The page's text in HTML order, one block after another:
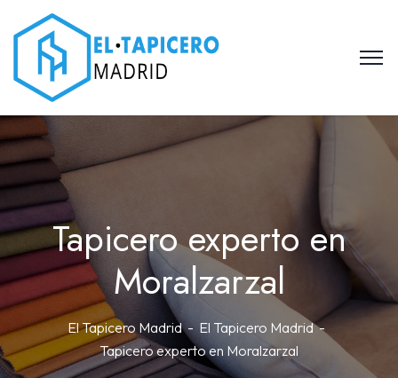
Tapicero experto en
Moralzarzal
El Tapicero Madrid
El Tapicero Madrid
Tapicero experto en Moralzarzal